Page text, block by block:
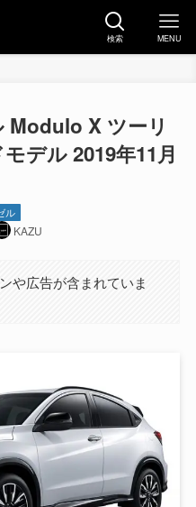
検索 MENU
Modulo X ツーリ
デル 2019年11月
ル
KAZU
や広告が含まれていま